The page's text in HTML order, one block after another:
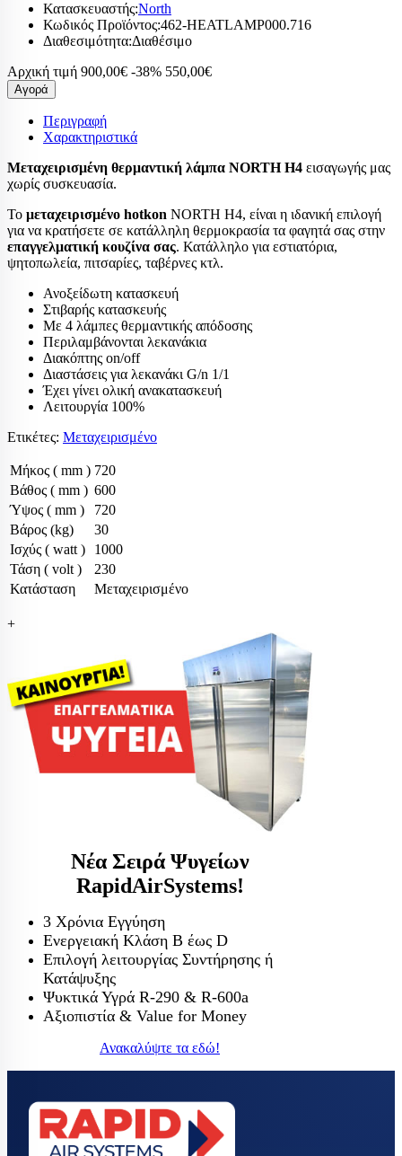
Κατασκευαστής:North
Κωδικός Προϊόντος:462-HEATLAMP000.716
Διαθεσιμότητα:Διαθέσιμο
Αρχική τιμή 900,00€ -38% 550,00€
Αγορά
Περιγραφή
Χαρακτηριστικά
Μεταχειρισμένη θερμαντική λάμπα NORTH H4 εισαγωγής μας
χωρίς συσκευασία.
Το μεταχειρισμένο hotkon NORTH H4, είναι η ιδανική επιλογή
για να κρατήσετε σε κατάλληλη θερμοκρασία τα φαγητά σας στην
επαγγελματική κουζίνα σας. Κατάλληλο για εστιατόρια,
ψητοπωλεία, πιτσαρίες, ταβέρνες κτλ.
Ανοξείδωτη κατασκευή
Στιβαρής κατασκευής
Με 4 λάμπες θερμαντικής απόδοσης
Περιλαμβάνονται λεκανάκια
Διακόπτης on/off
Διαστάσεις για λεκανάκι G/n 1/1
Έχει γίνει ολική ανακατασκευή
Λειτουργία 100%
Ετικέτες: Μεταχειρισμένο
Μήκος ( mm ) 720
Βάθος ( mm ) 600
Ύψος ( mm )
720
Βάρος (kg)
30
Ισχύς ( watt )
1000
Τάση ( volt )
230
Κατάσταση
Μεταχειρισμένο
+
Νέα Σειρά Ψυγείων
RapidAirSystems!
3 Χρόνια Εγγύηση
Ενεργειακή Κλάση Β έως D
Επιλογή λειτουργίας Συντήρησης ή
Κατάψυξης
Ψυκτικά Υγρά R-290 & R-600a
Αξιοπιστία & Value for Money
Ανακαλύψτε τα εδώ!